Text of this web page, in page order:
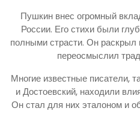
Пушкин внес огромный
России. Его стихи были
полными страсти. Он раскрыл
переосмыслил
Многие известные писатели,
и Достоевский, находили
Он стал для них эталоном и